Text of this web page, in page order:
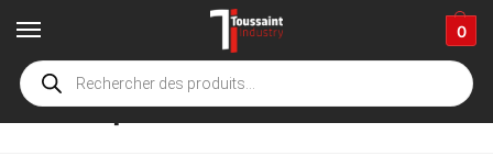
0
Métrique